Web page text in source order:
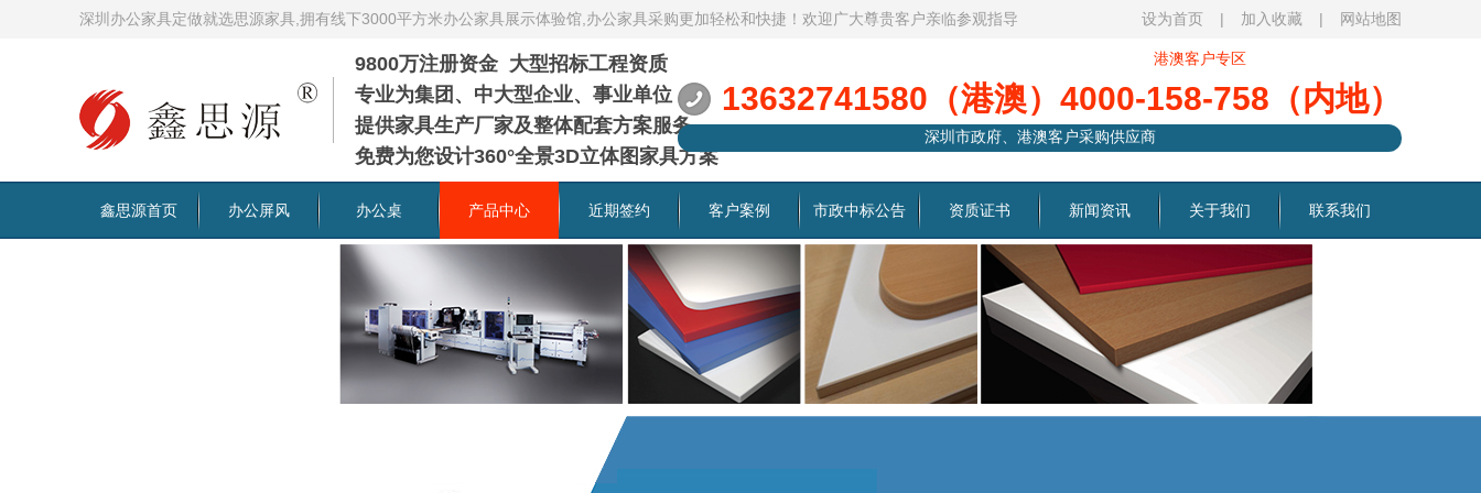
深圳办公家具定做就选思源家具,拥有线下3000平方米办公家具展示体验馆,办公家具采购更加轻松和快捷！欢迎广大尊贵客户亲临参观指导 设为首页 | 加入收藏 | 网站地图
9800万注册资金 大型招标工程资质
专业为集团、中大型企业、事业单位
提供家具生产厂家及整体配套方案服务
免费为您设计360°全景3D立体图家具方案
港澳客户专区
13632741580（港澳）4000-158-758（内地）
深圳市政府、港澳客户采购供应商
鑫思源首页 办公屏风 办公桌 产品中心 近期签约 客户案例 市政中标公告 资质证书 新闻资讯 关于我们 联系我们